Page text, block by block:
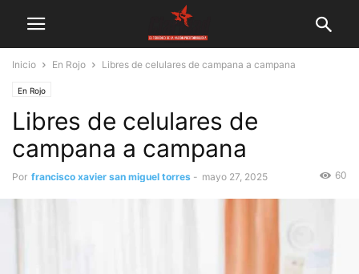
Inicio En Rojo Libres de celulares de campana a campana
En Rojo
Libres de celulares de
campana a campana
Por francisco xavier san miguel torres - mayo 27, 2025 60